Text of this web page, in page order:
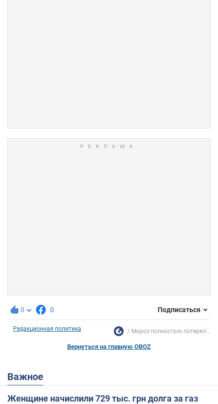
0 0 Подписаться
Редакционная политика Мороз полностью потерял...
Вернуться на главную OBOZ
Важное
Женщине начислили 729 тыс. грн долга за газ